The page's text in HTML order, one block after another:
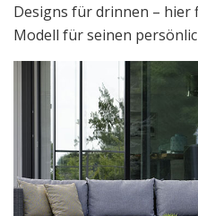
Designs für drinnen – hier
Modell für seinen